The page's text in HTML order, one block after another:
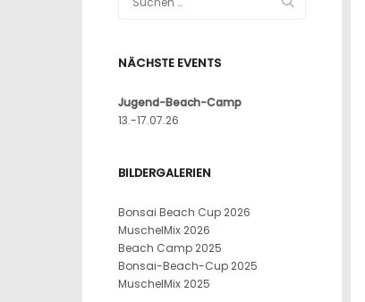
NÄCHSTE EVENTS
Jugend-Beach-Camp
13.-17.07.26
BILDERGALERIEN
Bonsai Beach Cup 2026
MuschelMix 2026
Beach Camp 2025
Bonsai-Beach-Cup 2025
MuschelMix 2025